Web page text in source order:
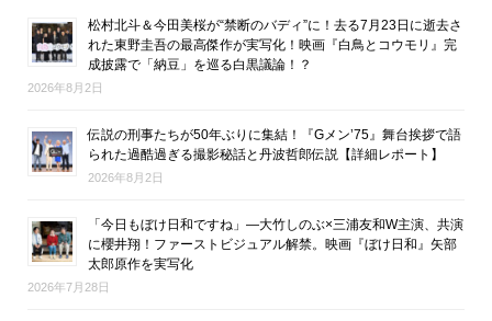
松村北斗＆今田美桜が“禁断のバディ”に！去る7月23日に逝去さ
れた東野圭吾の最高傑作が実写化！映画『白鳥とコウモリ』完
成披露で「納豆」を巡る白黒議論！？
2026年8月2日
伝説の刑事たちが50年ぶりに集結！『Gメン’75』舞台挨拶で語
られた過酷過ぎる撮影秘話と丹波哲郎伝説【詳細レポート】
2026年8月2日
「今日もぼけ日和ですね」―大竹しのぶ×三浦友和W主演、共演
に櫻井翔！ファーストビジュアル解禁。映画『ぼけ日和』矢部
太郎原作を実写化
2026年7月28日